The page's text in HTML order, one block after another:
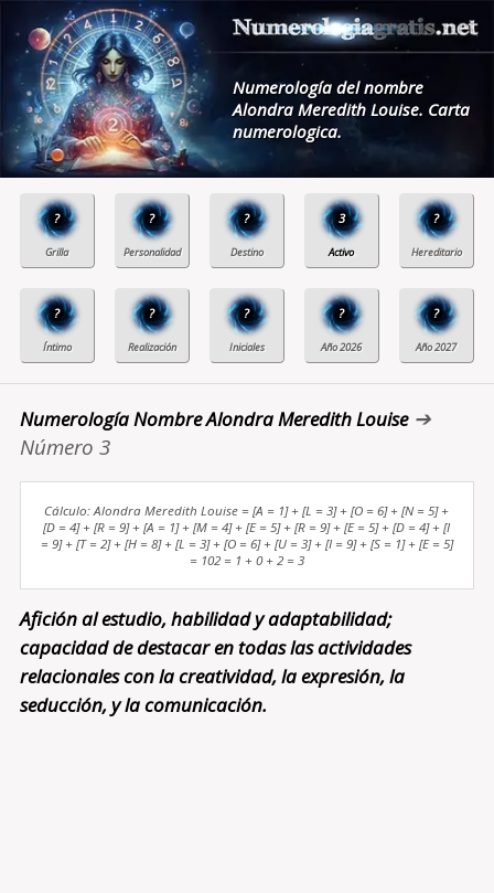
Numerología del nombre
Alondra Meredith Louise. Carta
numerologica.
? ? ? 3 ?
? ? ? ? ?
Numerología Nombre Alondra Meredith Louise➔
Número 3
Cálculo: Alondra Meredith Louise = [A = 1] + [L = 3] + [O = 6] + [N = 5] +
[D = 4] + [R = 9] + [A = 1] + [M = 4] + [E = 5] + [R = 9] + [E = 5] + [D = 4] + [I
= 9] + [T = 2] + [H = 8] + [L = 3] + [O = 6] + [U = 3] + [I = 9] + [S = 1] + [E = 5]
= 102 = 1 + 0 + 2 = 3
Afición al estudio, habilidad y adaptabilidad;
capacidad de destacar en todas las actividades
relacionales con la creatividad, la expresión, la
seducción, y la comunicación.